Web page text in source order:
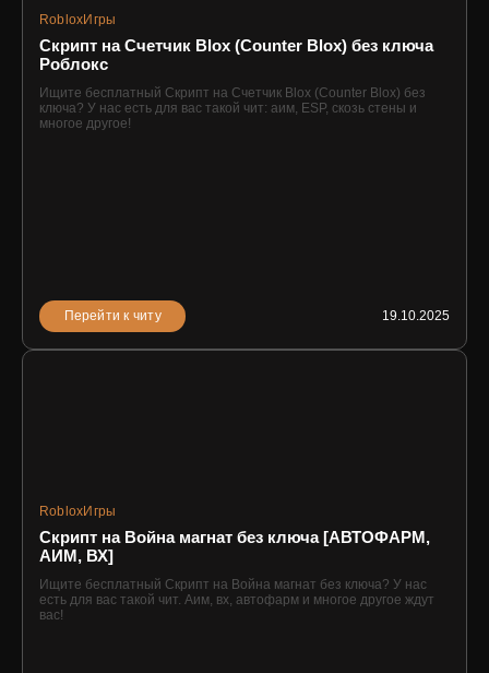
RobloxИгры
Скрипт на Счетчик Blox (Counter Blox) без ключа
Роблокс
Ищите бесплатный Скрипт на Счетчик Blox (Counter Blox) без
ключа? У нас есть для вас такой чит: аим, ESP, скозь стены и
многое другое!
Перейти к читу 19.10.2025
RobloxИгры
Скрипт на Война магнат без ключа [АВТОФАРМ,
АИМ, ВХ]
Ищите бесплатный Скрипт на Война магнат без ключа? У нас
есть для вас такой чит. Аим, вх, автофарм и многое другое ждут
вас!